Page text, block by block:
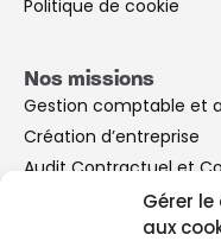
Gérer
aux
Politique de cookie
Nos missions
Gestion comptable et
Création d’entreprise
Audit Contractuel et
Conseil aux Entreprises